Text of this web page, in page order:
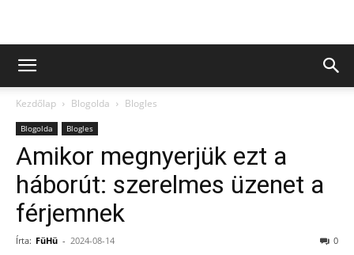
Kezdőlap Blogolda Blogles
Blogolda Blogles
Amikor megnyerjük ezt a
háborút: szerelmes üzenet a
férjemnek
Írta: FüHü - 2024-08-14 0